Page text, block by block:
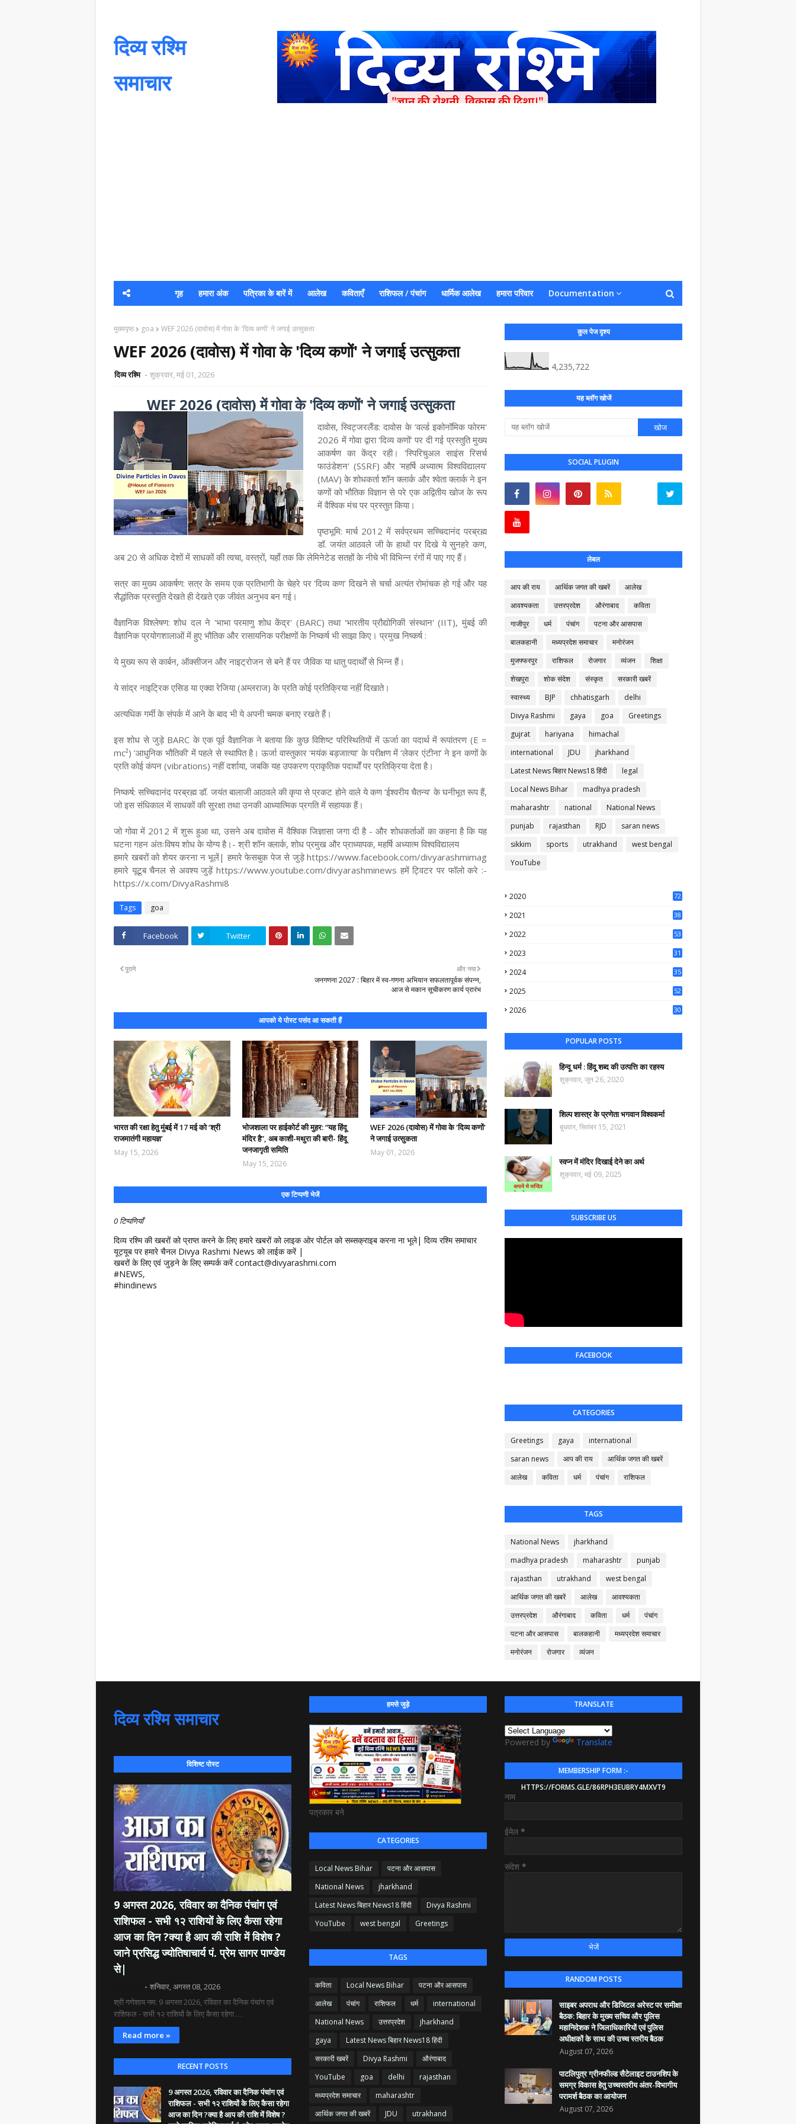
दिव्य रश्मि
समाचार
गृह हमारा अंक पत्रिका के बारें में आलेख कविताएँ राशिफल / पंचांग धार्मिक आलेख हमारा परिवार Documentation
मुख्यपृष्ठ goa WEF 2026 (दावोस) में गोवा के 'दिव्य कणों' ने जगाई उत्सुकता
WEF 2026 (दावोस) में गोवा के 'दिव्य कणों' ने जगाई उत्सुकता
दिव्य रश्मि शुक्रवार, मई 01, 2026
WEF 2026 (दावोस) में गोवा के 'दिव्य कणों' ने जगाई उत्सुकता
दावोस, स्विट्जरलैंड: दावोस के ‘वर्ल्ड इकोनॉमिक फोरम'
2026 में गोवा द्वारा ‘दिव्य कणों’ पर दी गई प्रस्तुति मुख्य
आकर्षण का केंद्र रही। 'स्पिरिचुअल साइंस रिसर्च
फाउंडेशन' (SSRF) और 'महर्षि अध्यात्म विश्वविद्यालय'
(MAV) के शोधकर्ता शॉन क्लार्क और श्वेता क्लार्क ने इन
कणों को भौतिक विज्ञान से परे एक अद्वितीय खोज के रूप
में वैश्विक मंच पर प्रस्तुत किया।
पृष्ठभूमि: मार्च 2012 में सर्वप्रथम सच्चिदानंद परब्रह्म
डॉ. जयंत आठवले जी के हाथों पर दिखे ये सुनहरे कण,
अब 20 से अधिक देशों में साधकों की त्वचा, वस्त्रों, यहाँ तक कि लेमिनेटेड सतहों के नीचे भी विभिन्न रंगों में पाए गए हैं।
सत्र का मुख्य आकर्षण: सत्र के समय एक प्रतिभागी के चेहरे पर 'दिव्य कण' दिखने से चर्चा अत्यंत रोमांचक हो गई और यह
सैद्धांतिक प्रस्तुति देखते ही देखते एक जीवंत अनुभव बन गई।
वैज्ञानिक विश्लेषण: शोध दल ने 'भाभा परमाणु शोध केंद्र' (BARC) तथा 'भारतीय प्रौद्योगिकी संस्थान' (IIT), मुंबई की
वैज्ञानिक प्रयोगशालाओं में हुए भौतिक और रासायनिक परीक्षणों के निष्कर्ष भी साझा किए। प्रमुख निष्कर्ष :
ये मुख्य रूप से कार्बन, ऑक्सीजन और नाइट्रोजन से बने हैं पर जैविक या धातु पदार्थों से भिन्न हैं।
ये सांद्र नाइट्रिक एसिड या एक्वा रेजिया (अम्लराज) के प्रति कोई प्रतिक्रिया नहीं दिखाते।
अत्यधिक गर्मी के संपर्क में आने के बाद भी ये अपनी चमक बनाए रखते हैं।
इस शोध से जुड़े BARC के एक पूर्व वैज्ञानिक ने बताया कि कुछ विशिष्ट परिस्थितियों में ऊर्जा का पदार्थ में रूपांतरण (E =
mc²) ‘आधुनिक भौतिकी’ में पहले से स्थापित है। ऊर्जा वास्तुकार ‘मयंक बड़जात्या’ के परीक्षण में ‘लेकर एंटीना’ ने इन कणों के
प्रति कोई कंपन (vibrations) नहीं दर्शाया, जबकि यह उपकरण प्राकृतिक पदार्थों पर प्रतिक्रिया देता है।
निष्कर्ष: सच्चिदानंद परब्रह्म डॉ. जयंत बालाजी आठवले की कृपा से प्रकट होने वाले ये कण ‘ईश्वरीय चैतन्य’ के घनीभूत रूप हैं,
जो इस संधिकाल में साधकों की सुरक्षा तथा उनकी आध्यात्मिक प्रगति में सहायक हैं।
जो गोवा में 2012 में शुरू हुआ था, उसने अब दावोस में वैश्विक जिज्ञासा जगा दी है - और शोधकर्ताओं का कहना है कि यह
घटना गहन अंतःविषय शोध के योग्य है।- श्री शॉन क्लार्क, शोध प्रमुख और प्राध्यापक, महर्षि अध्यात्म विश्वविद्यालय
हमारे खबरों को शेयर करना न भूलें| हमारे फेसबुक पेज से जुड़े https://www.facebook.com/divyarashmimag
हमारे यूटूब चैनल से अवश्य जुड़ें https://www.youtube.com/divyarashminews हमें ट्विटर पर फॉलो करे :-
https://x.com/DivyaRashmi8
Tags goa
Facebook Twitter
और नया
जनगणना 2027 : बिहार में स्व-गणना अभियान सफलतापूर्वक संपन्न,
आज से मकान सूचीकरण कार्य प्रारंभ
पुराने
आपको ये पोस्ट पसंद आ सकती हैं
भारत की रक्षा हेतु मुंबई में 17 मई को ‘श्री
राजमातंगी महायज्ञ’
May 15, 2026
भोजशाला पर हाईकोर्ट की मुहर: “यह हिंदू
मंदिर है”, अब काशी-मथुरा की बारी- हिंदू
जनजागृती समिति
May 15, 2026
WEF 2026 (दावोस) में गोवा के 'दिव्य कणों'
ने जगाई उत्सुकता
May 01, 2026
एक टिप्पणी भेजें
0 टिप्पणियाँ
दिव्य रश्मि की खबरों को प्राप्त करने के लिए हमारे खबरों को लाइक ओर पोर्टल को सब्सक्राइब करना ना भूले| दिव्य रश्मि समाचार
यूट्यूब पर हमारे चैनल Divya Rashmi News को लाईक करें |
खबरों के लिए एवं जुड़ने के लिए सम्पर्क करें contact@divyarashmi.com
#NEWS,
#hindinews
कुल पेज दृश्य
4,235,722
यह ब्लॉग खोजें
SOCIAL PLUGIN
लेबल
आप की राय आर्थिक जगत की खबरें
आलेख
आवश्यकता
उत्तरप्रदेश औरंगाबाद
कविता
गाजीपुर
धर्म पंचांग
पटना और आसपास
बालकहानी
मध्यप्रदेश समाचार
मनोरंजन
मुजफ्फरपुर
राशिफल रोजगार व्यंजन
शिक्षा
शेखपुरा
शोक संदेश संस्कृत
सरकारी खबरें
स्वास्थ्य
BJP chhatisgarh
delhi
Divya Rashmi
gaya goa
Greetings
gujrat
hariyana
himachal
international
JDU
jharkhand
Latest News बिहार News18 हिंदी
legal
Local News Bihar
madhya pradesh
maharashtr
national
National News
punjab
rajasthan RJD
saran news
sikkim
sports utrakhand
west bengal
YouTube
2020
72
2021
38
2022
53
2023
31
2024
35
2025
52
2026
30
POPULAR POSTS
हिन्दू धर्म : हिंदू शब्द की उत्पत्ति का रहस्य
शुक्रवार, जून 26, 2020
शिल्प शास्त्र के प्रणेता भगवान विश्वकर्मा
बुधवार, सितंबर 15, 2021
स्वप्न में मंदिर दिखाई देने का अर्थ
शुक्रवार, मई 09, 2025
SUBSCRIBE US
FACEBOOK
CATEGORIES
Greetings gaya
international
saran news
आप की राय
आर्थिक जगत की खबरें
आलेख
कविता धर्म पंचांग राशिफल
TAGS
National News
jharkhand
madhya pradesh
maharashtr
punjab
rajasthan
utrakhand
west bengal
आर्थिक जगत की खबरें
आलेख
आवश्यकता
उत्तरप्रदेश
औरंगाबाद कविता धर्म
पंचांग
पटना और आसपास
बालकहानी
मध्यप्रदेश समाचार
मनोरंजन
रोजगार व्यंजन
दिव्य रश्मि समाचार
विशिष्ट पोस्ट
9 अगस्त 2026, रविवार का दैनिक पंचांग एवं
राशिफल - सभी १२ राशियों के लिए कैसा रहेगा
आज का दिन ?क्या है आप की राशि में विशेष ?
जाने प्रसिद्ध ज्योतिषाचार्य पं. प्रेम सागर पाण्डेय
से|
शनिवार, अगस्त 08, 2026
श्री गणेशाय नम: 9 अगस्त 2026, रविवार का दैनिक पंचांग एवं
राशिफल - सभी १२ राशियों के लिए कैसा रहेगा …
Read more »
RECENT POSTS
9 अगस्त 2026, रविवार का दैनिक पंचांग एवं
राशिफल - सभी १२ राशियों के लिए कैसा रहेगा
आज का दिन ?क्या है आप की राशि में विशेष ?
हमसे जुड़े
पत्रकार बने
CATEGORIES
Local News Bihar
पटना और आसपास
National News
jharkhand
Latest News बिहार News18 हिंदी
Divya Rashmi
YouTube
west bengal Greetings
TAGS
कविता Local News Bihar
पटना और आसपास
आलेख
पंचांग राशिफल धर्म
international
National News
उत्तरप्रदेश
jharkhand
gaya
Latest News बिहार News18 हिंदी
सरकारी खबरें
Divya Rashmi
औरंगाबाद
YouTube
goa delhi
rajasthan
मध्यप्रदेश समाचार
maharashtr
आर्थिक जगत की खबरें
JDU utrakhand
TRANSLATE
Powered by Translate
MEMBERSHIP FORM :-
HTTPS://FORMS.GLE/86RPH3EUBRY4MXVT9
नाम
ईमेल *
संदेश *
RANDOM POSTS
साइबर अपराध और डिजिटल अरेस्ट पर समीक्षा
बैठक: बिहार के मुख्य सचिव और पुलिस
महानिदेशक ने जिलाधिकारियों एवं पुलिस
अधीक्षकों के साथ की उच्च स्तरीय बैठक
August 07, 2026
पाटलिपुत्र ग्रीनफील्ड सैटेलाइट टाउनशिप के
समग्र विकास हेतु उच्चस्तरीय अंतर-विभागीय
परामर्श बैठक का आयोजन
August 07, 2026